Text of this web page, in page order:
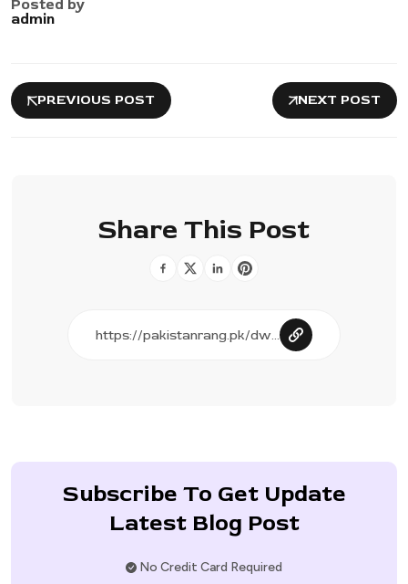
Posted by
admin
PREVIOUS POST NEXT POST
Share This Post
Subscribe To Get Update
Latest Blog Post
No Credit Card Required